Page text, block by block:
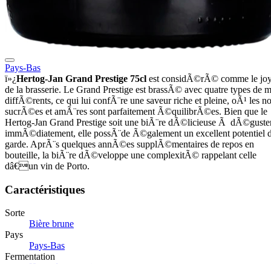
Pays-Bas
ï»¿Hertog-Jan Grand Prestige 75cl est considÃ©rÃ© comme le
de la brasserie. Le Grand Prestige est brassÃ© avec quatre types de
diffÃ©rents, ce qui lui confÃ¨re une saveur riche et pleine, oÃ¹ les
sucrÃ©es et amÃ¨res sont parfaitement Ã©quilibrÃ©es. Bien que le
Hertog-Jan Grand Prestige soit une biÃ¨re dÃ©licieuse Ã
immÃ©diatement, elle possÃ¨de Ã©galement un excellent potentiel
garde. AprÃ¨s quelques annÃ©es supplÃ©mentaires de repos en
bouteille, la biÃ¨re dÃ©veloppe une complexitÃ© rappelant celle
dâ€un vin de Porto.
Caractéristiques
Sorte
Bière brune
Pays
Pays-Bas
Fermentation